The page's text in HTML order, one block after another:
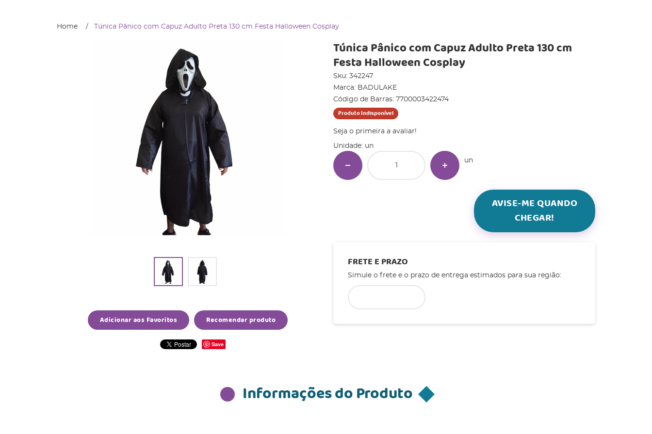
Home Túnica Pânico com Capuz Adulto Preta 130 cm Festa Halloween Cosplay
Adicionar aos Favoritos Recomendar produto
Save
Túnica Pânico com Capuz Adulto Preta 130 cm
Festa Halloween Cosplay
Sku: 342247
Marca: BADULAKE
Código de Barras: 7700003422474
Produto Indisponível
Seja o primeira a avaliar!
Unidade: un
un
AVISE-ME QUANDO
CHEGAR!
FRETE E PRAZO
Simule o frete e o prazo de entrega estimados para sua região:
Informações do Produto